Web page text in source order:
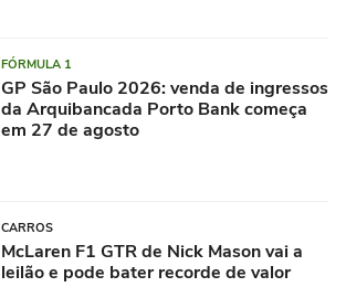
FÓRMULA 1
GP São Paulo 2026: venda de ingressos
da Arquibancada Porto Bank começa
em 27 de agosto
CARROS
McLaren F1 GTR de Nick Mason vai a
leilão e pode bater recorde de valor